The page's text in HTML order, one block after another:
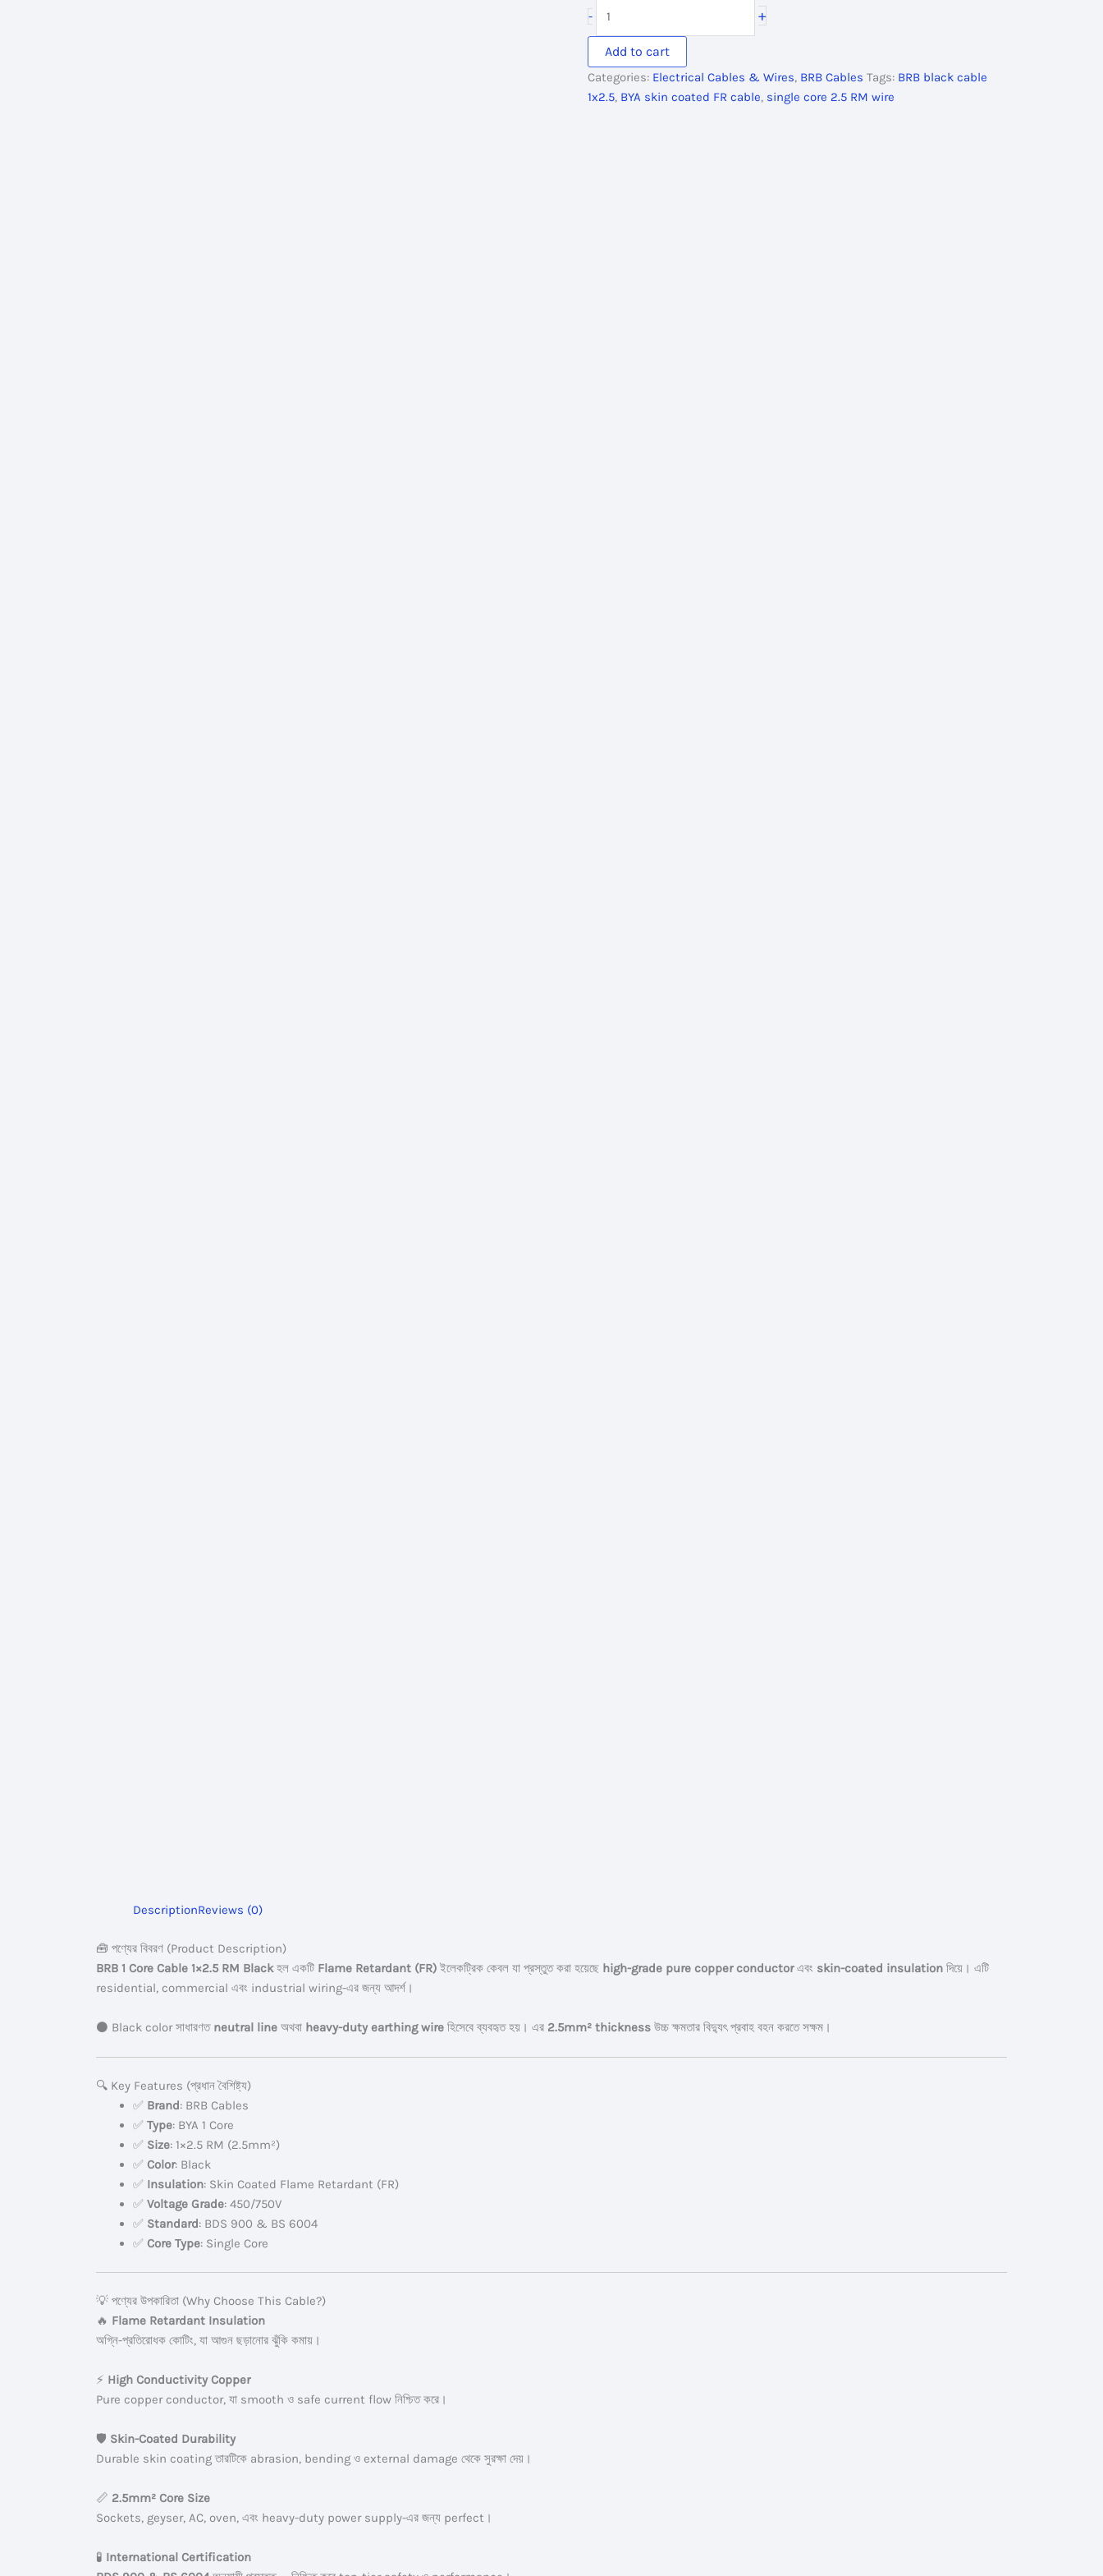
-
Core
Cable
1x2.5
RM
+
Add to cart
Categories: Electrical Cables & Wires, BRB Cables Tags: BRB black cable
1x2.5, BYA skin coated FR cable, single core 2.5 RM wire
DescriptionReviews (0)
🧰 পণ্যের বিবরণ (Product Description)
BRB 1 Core Cable 1×2.5 RM Blackহল একটি Flame Retardant (FR) ইলেকট্রিক কেবল যা প্রস্তুত করা হয়েছে high-grade pure copper conductorএবং skin-coated insulation দিয়ে। এটি
residential, commercial এবং industrial wiring-এর জন্য আদর্শ।
⚫ Black color সাধারণত neutral line অথবা heavy-duty earthing wire হিসেবে ব্যবহৃত হয়। এর 2.5mm² thickness উচ্চ ক্ষমতার বিদ্যুৎ প্রবাহ বহন করতে সক্ষম।
🔍 Key Features (প্রধান বৈশিষ্ট্য)
✅ Brand: BRB Cables
✅ Type: BYA 1 Core
✅ Size: 1×2.5 RM (2.5mm²)
✅ Color: Black
✅ Insulation: Skin Coated Flame Retardant (FR)
✅ Voltage Grade: 450/750V
✅ Standard: BDS 900 & BS 6004
✅ Core Type: Single Core
💡 পণ্যের উপকারিতা (Why Choose This Cable?)
🔥 Flame Retardant Insulation
অগ্নি-প্রতিরোধক কোটিং, যা আগুন ছড়ানোর ঝুঁকি কমায়।
⚡ High Conductivity Copper
Pure copper conductor, যা smooth ও safe current flow নিশ্চিত করে।
🛡️ Skin-Coated Durability
Durable skin coating তারটিকে abrasion, bending ও external damage থেকে সুরক্ষা দেয়।
📏 2.5mm² Core Size
Sockets, geyser, AC, oven, এবং heavy-duty power supply-এর জন্য perfect।
🧪 International Certification